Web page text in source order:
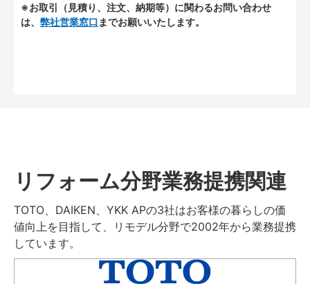
※お取引（見積り、注文、納期等）に関わるお問い合わせ
は、 弊社営業窓口 までお願いいたします。
リフォーム分野業務提携関連
TOTO、DAIKEN、YKK APの3社はお客様の暮らしの価
値向上を目指して、リモデル分野で2002年から業務提携
しています。